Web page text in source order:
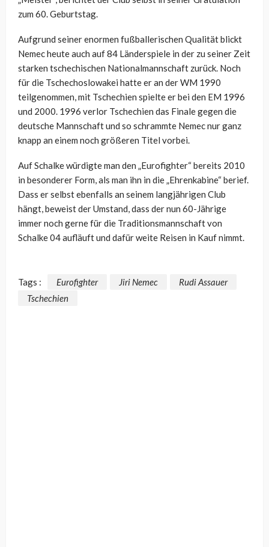
zum 60. Geburtstag.
Aufgrund seiner enormen fußballerischen Qualität blickt
Nemec heute auch auf 84 Länderspiele in der zu seiner Zeit
starken tschechischen Nationalmannschaft zurück. Noch
für die Tschechoslowakei hatte er an der WM 1990
teilgenommen, mit Tschechien spielte er bei den EM 1996
und 2000. 1996 verlor Tschechien das Finale gegen die
deutsche Mannschaft und so schrammte Nemec nur ganz
knapp an einem noch größeren Titel vorbei.
Auf Schalke würdigte man den „Eurofighter“ bereits 2010
in besonderer Form, als man ihn in die „Ehrenkabine“ berief.
Dass er selbst ebenfalls an seinem langjährigen Club
hängt, beweist der Umstand, dass der nun 60-Jährige
immer noch gerne für die Traditionsmannschaft von
Schalke 04 aufläuft und dafür weite Reisen in Kauf nimmt.
Tags : Eurofighter Jiri Nemec
Rudi Assauer
Tschechien